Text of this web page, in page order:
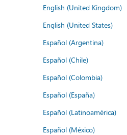
English (United Kingdom)
English (United States)
Español (Argentina)
Español (Chile)
Español (Colombia)
Español (España)
Español (Latinoamérica)
Español (México)